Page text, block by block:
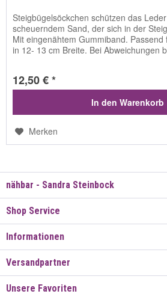
Steigbügelsöckchen schützen das
scheuerndem Sand, der sich in der
Mit eingenähtem Gummiband.
in 12- 13 cm Breite. Bei Abweichungen
12,50 € *
In den Warenkorb
Merken
nähbar - Sandra Steinbock
Shop Service
Informationen
Versandpartner
Unsere Favoriten